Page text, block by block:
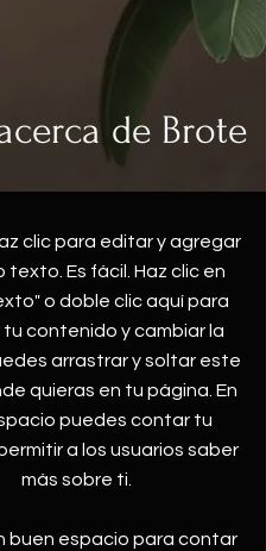
de Brote
clic para editar y agregar
texto. Es fácil. Haz clic en
o doble clic aquí para
contenido y cambiar la
arrastrar y soltar este
quieras en tu página. En
puedes contar tu
a los usuarios saber
más sobre ti.
buen espacio para contar